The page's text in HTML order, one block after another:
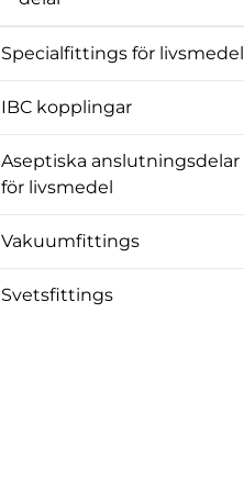
Specialfittings för livsmedel
IBC kopplingar
Aseptiska anslutningsdelar
för livsmedel
Vakuumfittings
Svetsfittings